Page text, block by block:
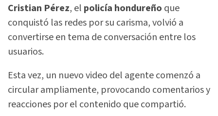
Cristian Pérez, el policía hondureño que
conquistó las redes por su carisma, volvió a
convertirse en tema de conversación entre los
usuarios.
Esta vez, un nuevo video del agente comenzó a
circular ampliamente, provocando comentarios y
reacciones por el contenido que compartió.